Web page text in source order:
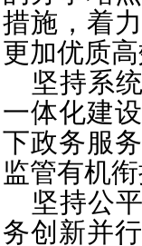
措施，着
更加优质
坚持系
一体化建
下政务服
监管有机
坚持公
务创新并